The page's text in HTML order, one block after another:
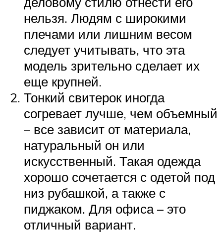
нельзя. Людям с широкими
плечами или лишним весом
следует учитывать, что эта
модель зрительно сделает их
еще крупней.
Тонкий свитерок иногда
согревает лучше, чем объемный
– все зависит от материала,
натуральный он или
искусственный. Такая одежда
хорошо сочетается с одетой под
низ рубашкой, а также с
пиджаком. Для офиса – это
отличный вариант.